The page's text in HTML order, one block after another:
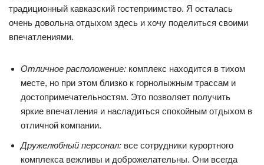
традиционный кавказский гостеприимство. Я осталась
очень довольна отдыхом здесь и хочу поделиться своими
впечатлениями.
Отличное расположение: комплекс находится в тихом
месте, но при этом близко к горнолыжным трассам и
достопримечательностям. Это позволяет получить
яркие впечатления и насладиться спокойным отдыхом в
отличной компании.
Дружелюбный персонал: все сотрудники курортного
комплекса вежливы и доброжелательны. Они всегда